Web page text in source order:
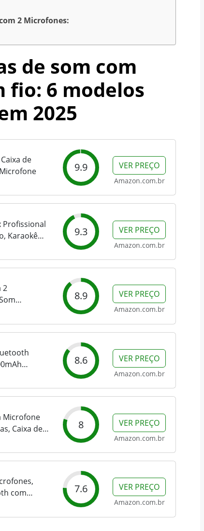
2 Microfones:
de som com
fio: 6 modelos
2025
de
9.9 VER PREÇO
Amazon.com.br
Profissional
Karaokê
9.3 VER PREÇO
Amazon.com.br
2
com Ajuste
de PA
8.9 VER PREÇO
Amazon.com.br
8.6 VER PREÇO
Amazon.com.br
Microfone
Caixa de
DJ para
8 VER PREÇO
Amazon.com.br
com
para
7.6 VER PREÇO
Amazon.com.br